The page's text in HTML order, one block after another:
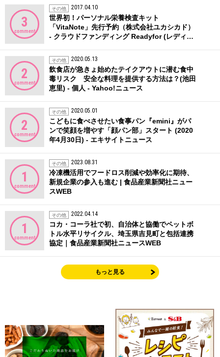
3
comment
その他 2017.04.10
世界初！パーソナル栄養検査キット
「VitaNote」先行予約（株式会社ユカシカド）
- クラウドファンディング Readyfor (レディ…
2
comment
その他 2020.05.13
飲食店が急きょ始めたテイクアウトに潜む食中
毒リスク 安全な料理を提供する方法は？(池田
恵里) - 個人 - Yahoo!ニュース
2
comment
その他 2020.05.01
こどもに食べさせたい食事パン『emini』がパ
ンで笑顔を増やす「顔パン部」スタート (2020
年4月30日) - エキサイトニュース
1
comment
その他 2023.08.31
冷凍機活用でフードロス削減や効率化に期待、
新規企業の参入も進む | 食品産業新聞社ニュー
スWEB
1
comment
その他 2022.04.14
コカ・コーラ社で初、自治体と協働でペットボ
トル水平リサイクル、埼玉県吉見町と包括連携
協定｜食品産業新聞社ニュースWEB
もっと見る